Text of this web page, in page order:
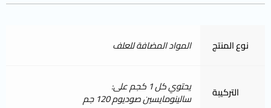
نوع المنتج المواد المضافة للعلف
التركيبة يحتوي كل 1 كجم على:
سالينومايسين صوديوم 120 جم